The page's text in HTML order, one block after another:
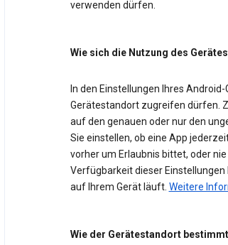
verwenden dürfen.
Wie sich die Nutzung des
In den Einstellungen Ihres
Gerätestandort zugreifen dürfen.
auf den genauen oder nur den
Sie einstellen, ob eine App
vorher um Erlaubnis bittet, oder
Verfügbarkeit dieser
auf Ihrem Gerät läuft. Weitere
Wie der Gerätestandort